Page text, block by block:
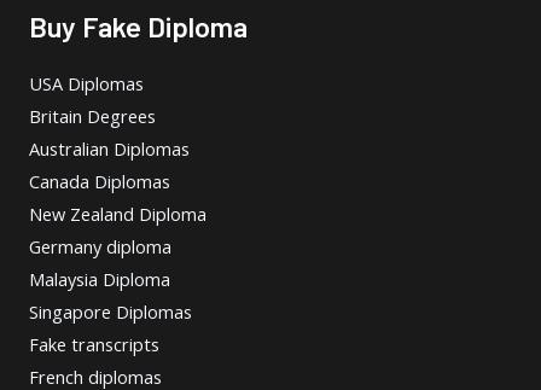
Buy Fake Diploma
USA Diplomas
Britain Degrees
Australian Diplomas
Canada Diplomas
New Zealand Diploma
Germany diploma
Malaysia Diploma
Singapore Diplomas
Fake transcripts
French diplomas